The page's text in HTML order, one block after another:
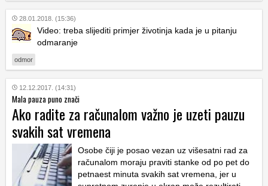
28.01.2018. (15:36)
Video: treba slijediti primjer životinja kada je u pitanju
odmaranje
odmor
12.12.2017. (14:31)
Mala pauza puno znači
Ako radite za računalom važno je uzeti pauzu
svakih sat vremena
Osobe čiji je posao vezan uz višesatni rad za
računalom moraju praviti stanke od po pet do
petnaest minuta svakih sat vremena, jer u